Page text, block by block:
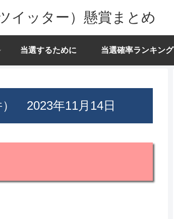
イッター）懸賞まとめ
当選するために 当選確率ランキング
2023年11月14日